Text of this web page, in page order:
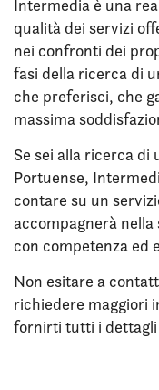
Intermedia è una
qualità dei servizi
nei confronti dei
fasi della ricerca di
che preferisci, che
massima
Se sei alla ricerca
Portuense,
contare su un
accompagnerà nella
con competenza ed
Non esitare a
richiedere maggiori
fornirti tutti i dettagli